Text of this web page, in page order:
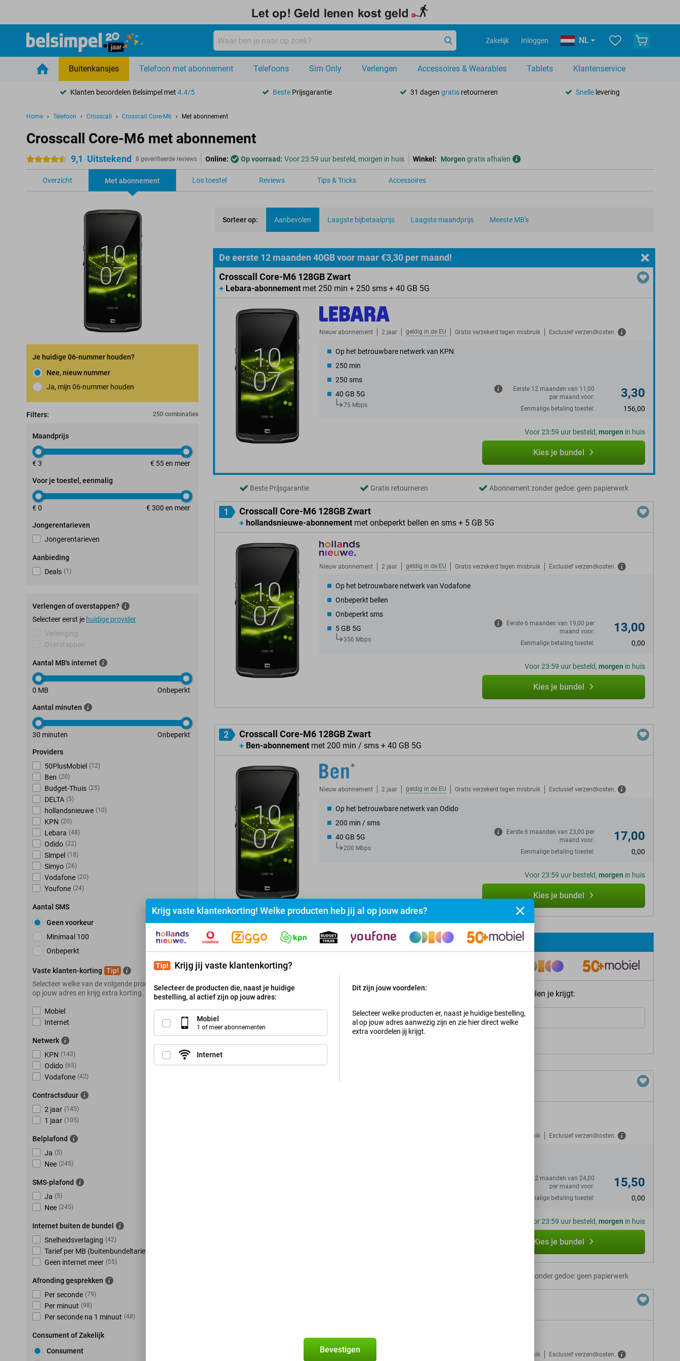
Zakelijk Inloggen NL
Buitenkansjes Telefoon met abonnement Telefoons Sim Only Verlengen Accessoires & Wearables Tablets Klantenservice
Klanten beoordelen Belsimpel met4.4/5 Beste Prijsgarantie 31 dagen gratisretourneren Snellelevering
Home Telefoon Crosscall Crosscall Core-M6 Met abonnement
Crosscall Core-M6 met abonnement
4.5 sterren 9,1 Uitstekend 8 geverifieerde reviews Online: Op voorraad: Voor 23:59 uur besteld, morgen in huis Winkel: Morgen gratis afhalen
Overzicht Met abonnement Los toestel Reviews Tips & Tricks Accessoires
Je huidige 06-nummer houden?
Nee, nieuw nummer
Ja, mijn 06-nummer houden
Nummerbehoudgarantie
Filters:
250 combinaties
Maandprijs
€ 3 € 55 en meer
Voor je toestel, eenmalig
€ 0 € 300 en meer
Jongerentarieven
Jongerentarieven
Aanbieding
Deals (1 )
Verlengen of overstappen?
Selecteer eerst je huidige provider
Verlenging
Overstappen
Aantal MB's internet
0 MB Onbeperkt
Aantal minuten
30 minuten Onbeperkt
Providers
50PlusMobiel (12)
Ben (20)
Budget-Thuis (25)
DELTA (5)
hollandsnieuwe (10)
KPN (20)
Lebara (48)
Odido (22)
Simpel (18)
Simyo (26)
Vodafone (20)
Youfone (24)
Aantal SMS
Geen voorkeur
Minimaal 100
Onbeperkt
Vaste klanten-korting Tip!
Selecteer welke van de volgende producten je hebt
op jouw adres en krijg extra korting.
Mobiel
Internet
Netwerk
KPN (143)
Odido (65)
Vodafone (42)
Contractsduur
2 jaar (145)
1 jaar (105)
Belplafond
Ja (5)
Nee (245)
SMS-plafond
Ja (5)
Nee (245)
Internet buiten de bundel
Snelheidsverlaging (42)
Tarief per MB (buitenbundeltarief)
Geen internet meer (55)
Afronding gesprekken
Per seconde (79)
Per minuut (98)
Per seconde na 1 minuut (48)
Consument of Zakelijk
Consument
Sorteer op: Aanbevolen Laagste bijbetaalprijs Laagste maandprijs Meeste MB's
De eerste 12 maanden 40GB voor maar €3,30 per maand!
Crosscall Core-M6 128GB Zwart
+ Lebara-abonnement met 250 min + 250 sms + 40 GB 5G
Nieuw abonnement 2 jaar geldig in de EU Gratis verzekerd tegen misbruik Exclusief verzendkosten.
Op het betrouwbare netwerk van KPN
250 min
250 sms
40 GB 5G
75 Mbps
Eerste 12 maanden van 11,00
per maand voor:
3,30
Eenmalige betaling toestel: 156,00
Voor 23:59 uur besteld, morgen in huis
Kies je bundel
Beste Prijsgarantie Gratis retourneren Abonnement zonder gedoe: geen papierwerk
1 Crosscall Core-M6 128GB Zwart
+ hollandsnieuwe-abonnement met onbeperkt bellen en sms + 5 GB 5G
Nieuw abonnement 2 jaar geldig in de EU Gratis verzekerd tegen misbruik Exclusief verzendkosten.
Op het betrouwbare netwerk van Vodafone
Onbeperkt bellen
Onbeperkt sms
5 GB 5G
350 Mbps
Eerste 6 maanden van 19,00 per
maand voor:
13,00
Eenmalige betaling toestel: 0,00
Voor 23:59 uur besteld, morgen in huis
Kies je bundel
2 Crosscall Core-M6 128GB Zwart
+ Ben-abonnement met 200 min / sms + 40 GB 5G
Nieuw abonnement 2 jaar geldig in de EU Gratis verzekerd tegen misbruik Exclusief verzendkosten.
Op het betrouwbare netwerk van Odido
200 min / sms
40 GB 5G
200 Mbps
Eerste 6 maanden van 23,00 per
maand voor:
17,00
Eenmalige betaling toestel: 0,00
Voor 23:59 uur besteld, morgen in huis
Kies je bundel
Krijg jij vaste klanten- of familiekorting bij Belsimpel?
Tip! Selecteer de producten die al actief zijn op jouw adres en zie meteen welke voordelen je krijgt:
Internet
Crosscall Core-M6 128GB Zwart
Gratis verzekerd tegen misbruik Exclusief verzendkosten.
Eerste 12 maanden van 24,00
per maand voor:
15,50
Eenmalige betaling toestel: 0,00
Voor 23:59 uur besteld, morgen in huis
Kies je bundel
Abonnement zonder gedoe: geen papierwerk
Nieuw abonnement Gratis verzekerd tegen misbruik Exclusief verzendkosten.
Krijg vaste klantenkorting! Welke producten heb jij al op jouw adres?
Tip! Krijg jij vaste klantenkorting?
Selecteer de producten die, naast je huidige
bestelling, al actief zijn op jouw adres:
Mobiel
1 of meer abonnementen
Internet
Dit zijn jouw voordelen:
Selecteer welke producten er, naast je huidige bestelling,
al op jouw adres aanwezig zijn en zie hier direct welke
extra voordelen jij krijgt.
Bevestigen